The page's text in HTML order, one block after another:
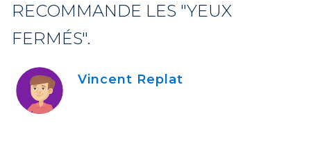
RECOMMANDE LES "YEUX
FERMÉS".
Vincent Replat